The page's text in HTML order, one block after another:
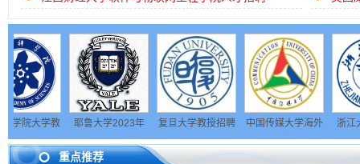
学教
才招
耶鲁大学2023年
招聘公告
复旦大学教授招聘
启事
中国传媒大学海外
高层次人才招聘启
浙江大学
公开招聘人员
重点推荐